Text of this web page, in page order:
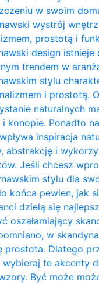
w swoim
wystrój
prostotą i
design
trendem w
stylu
i prostotą.
naturalnych
konopie. Ponadto
inspiracja
abstrakcję i
Jeśli chcesz
stylu dla
końca pewien, jak
dzielą się
oszałamiający
w
prostota. Dlatego
wybieraj te akcenty
Być może